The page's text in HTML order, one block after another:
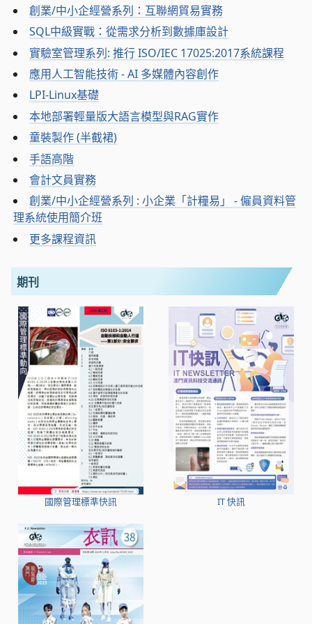
創業/中小企經營系列：互聯網貿易實務
SQL中級實戰：從需求分析到數據庫設計
實驗室管理系列: 推行 ISO/IEC 17025:2017系統課程
應用人工智能技術 - AI 多媒體內容創作
LPI-Linux基礎
本地部署輕量版大語言模型與RAG實作
童裝製作 (半截裙)
手語高階
會計文員實務
創業/中小企經營系列 : 小企業「計糧易」 - 僱員資料管
理系統使用簡介班
更多課程資訊
期刊
國際管理標準快訊 IT 快訊